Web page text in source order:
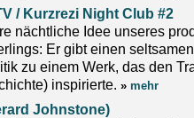
/ Kurzrezi Night Club #2
nächtliche Idee unseres
Er gibt einen
zu einem Werk, das den
inspirierte. » mehr
Johnstone)